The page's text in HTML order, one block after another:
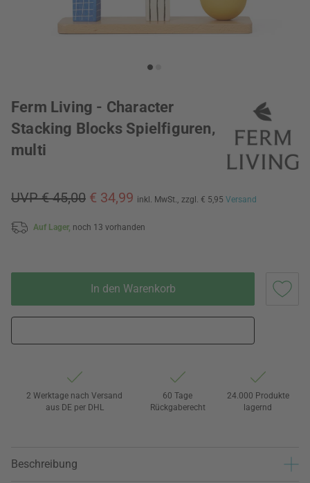
Ferm Living - Character
Stacking Blocks Spielfiguren,
multi
UVP € 45,00 € 34,99 inkl. MwSt., zzgl. € 5,95 Versand
Auf Lager, noch 13 vorhanden
In den Warenkorb
2 Werktage nach Versand
aus DE per DHL
60 Tage
Rückgaberecht
24.000 Produkte
lagernd
Beschreibung